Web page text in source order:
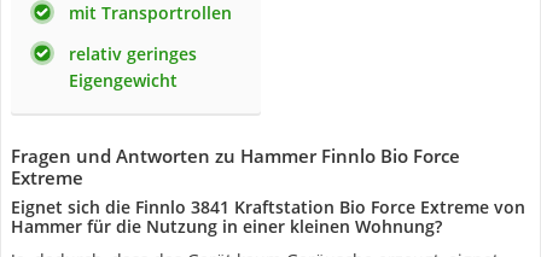
mit Transportrollen
relativ geringes
Eigengewicht
Fragen und Antworten zu Hammer Finnlo Bio Force
Extreme
Eignet sich die Finnlo 3841 Kraftstation Bio Force Extreme von
Hammer für die Nutzung in einer kleinen Wohnung?